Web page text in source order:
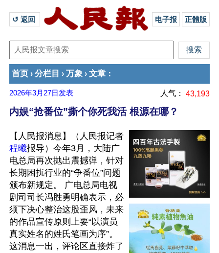
↺ 返回 电子报 正體版
首页 › 分栏目 › 万象 › 文章 ：
2026年3月27日 发表 人气： 43,193
内娱“抢番位”撕个你死我活 根源在哪？
【人民报消息】（人民报记者
程曦报导）今年3月，大陆广
电总局再次抛出震撼弹，针对
长期困扰行业的“争番位”问题
颁布新规定。 广电总局电视
剧司司长冯胜勇明确表示，必
须下决心整治这股歪风，未来
的作品宣传原则上要“以演员
真实姓名的姓氏笔画为序”。
这消息一出，评论区直接炸了